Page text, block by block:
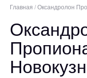
Главная / Оксандролон